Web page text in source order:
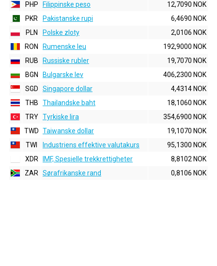
PHP
Filippinske peso
12,7090 NOK
PKR
Pakistanske rupi
6,4690 NOK
PLN
Polske zloty
2,0106 NOK
RON
Rumenske leu
192,9000 NOK
RUB
Russiske rubler
19,7070 NOK
BGN
Bulgarske lev
406,2300 NOK
SGD
Singapore dollar
4,4314 NOK
THB
Thailandske baht
18,1060 NOK
TRY Tyrkiske lira
354,6900 NOK
TWD Taiwanske dollar
19,1070 NOK
TWI
Industriens effektive valutakurs
95,1300 NOK
XDR
IMF, Spesielle trekkrettigheter
8,8102 NOK
ZAR
Sørafrikanske rand 0,8106 NOK